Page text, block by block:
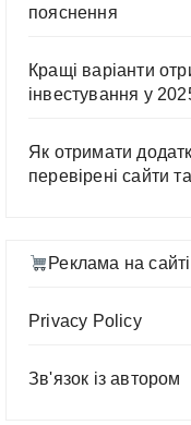
пояснення
Кращі варіанти
інвестування у
Як отримати
перевірені сайти
Реклама на сайті
Privacy Policy
Зв'язок із автором